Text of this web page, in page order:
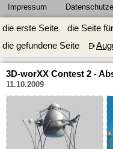
Impressum
die erste Seite die Seite
die gefundene Seite
3D-worXX Contest 2 -
11.10.2009